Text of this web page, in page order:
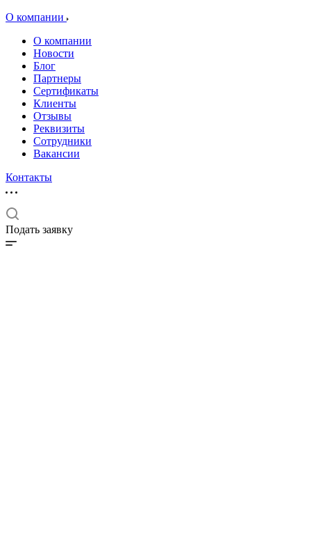
О компании
О компании
Новости
Блог
Партнеры
Сертификаты
Клиенты
Отзывы
Реквизиты
Сотрудники
Вакансии
Контакты
Подать заявку